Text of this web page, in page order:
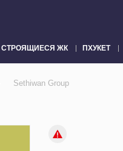
СТРОЯЩИЕСЯ ЖК ПХУКЕТ
Sethiwan Group